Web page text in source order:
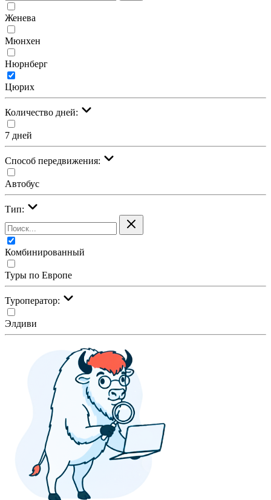
Женева
Мюнхен
Нюрнберг
Цюрих
Количество дней:
7 дней
Cпособ передвижения:
Автобус
Тип:
Комбинированный
Туры по Европе
Туроператор:
Элдиви